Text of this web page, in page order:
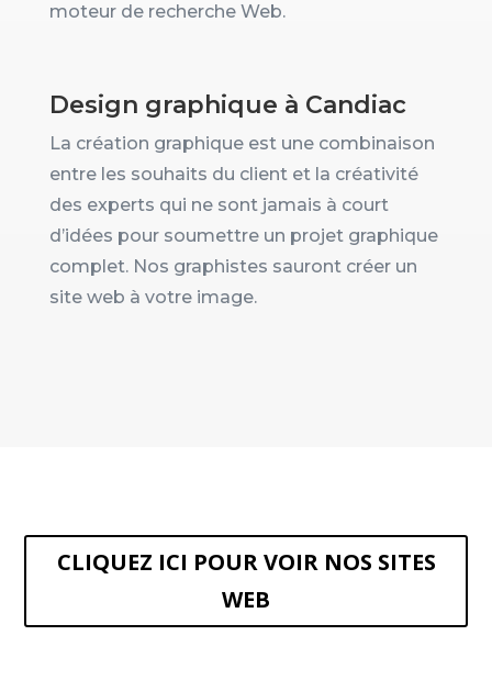
moteur de recherche Web.
Design graphique à Candiac
La création graphique est une combinaison
entre les souhaits du client et la créativité
des experts qui ne sont jamais à court
d’idées pour soumettre un projet graphique
complet. Nos graphistes sauront créer un
site web à votre image.
CLIQUEZ ICI POUR VOIR NOS SITES
WEB